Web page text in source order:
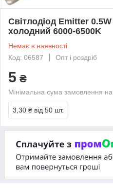
Світлодіод Emitter
холодний 6000-6500K
Немає в наявності
Код: 06587
Опт і роздріб
5 ₴
Мінімальна сума замовлення
3,30 ₴ від 50 шт.